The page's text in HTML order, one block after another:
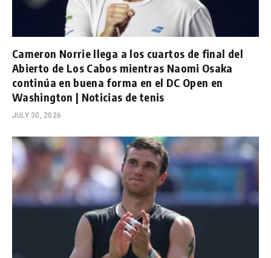
Cameron Norrie llega a los cuartos de final del
Abierto de Los Cabos mientras Naomi Osaka
continúa en buena forma en el DC Open en
Washington | Noticias de tenis
JULY 30, 2026